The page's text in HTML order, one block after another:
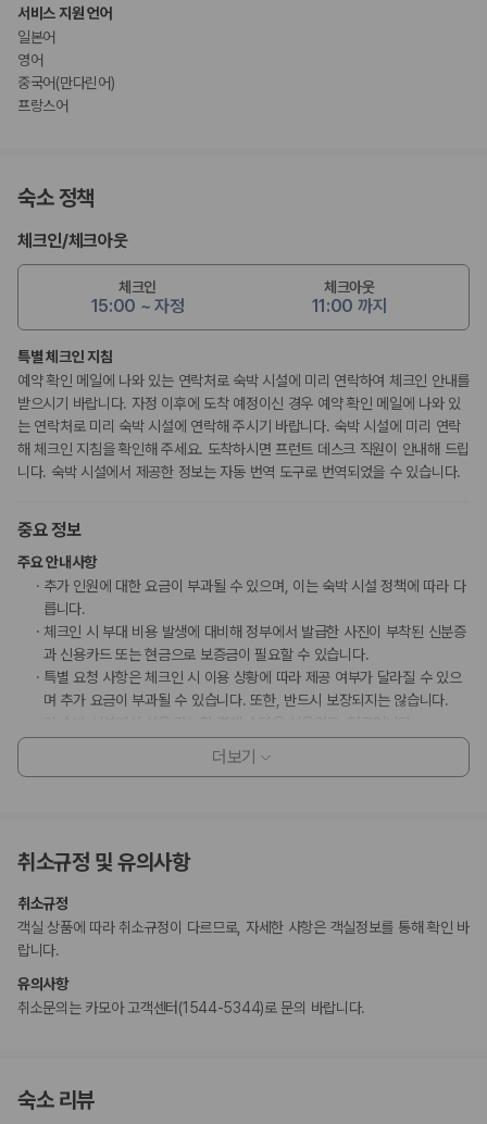
서비스 지원 언어
일본어
영어
중국어(만다린어)
프랑스어
숙소 정책
체크인/체크아웃
체크인
15:00 ~ 자정
체크아웃
11:00 까지
특별 체크인 지침
예약 확인 메일에 나와 있는 연락처로 숙박 시설에 미리 연락하여 체크인 안내를
받으시기 바랍니다. 자정 이후에 도착 예정이신 경우 예약 확인 메일에 나와 있
는 연락처로 미리 숙박 시설에 연락해 주시기 바랍니다. 숙박 시설에 미리 연락
해 체크인 지침을 확인해 주세요. 도착하시면 프런트 데스크 직원이 안내해 드립
니다. 숙박 시설에서 제공한 정보는 자동 번역 도구로 번역되었을 수 있습니다.
중요 정보
주요 안내사항
추가 인원에 대한 요금이 부과될 수 있으며, 이는 숙박 시설 정책에 따라 다
릅니다.
체크인 시 부대 비용 발생에 대비해 정부에서 발급한 사진이 부착된 신분증
과 신용카드 또는 현금으로 보증금이 필요할 수 있습니다.
특별 요청 사항은 체크인 시 이용 상황에 따라 제공 여부가 달라질 수 있으
며 추가 요금이 부과될 수 있습니다. 또한, 반드시 보장되지는 않습니다.
이 숙박 시설은 안전을 위해 일산화탄소 감지기, 소화기, 연기 감지기, 보안
시설에 투숙할 때 여권 번호와 국적을 제출하도록 요구하고 있습니다. 또
사본을 보관해야 합니다.
지불 요금
체크인 또는 체크아웃 시 숙박 시설에서 다음 요금을 청구할 수 있습니다(요금에
는 해당 세금이 포함될 수 있음).
도시세가 숙박 시설에서 부과될 수 있습니다. 도시세는 객실 요금에 따라 1
이 숙박 시설에서 제공한 모든 요금 정보가 포함되어 있습니다.
더보기
취소규정 및 유의사항
취소규정
객실 상품에 따라 취소규정이 다르므로, 자세한 사항은 객실정보를 통해 확인 바
랍니다.
유의사항
취소문의는 카모아 고객센터(1544-5344)로 문의 바랍니다.
숙소 리뷰